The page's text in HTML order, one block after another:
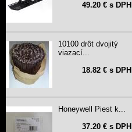
49.20 € s DPH
10100 drôt dvojitý
viazací...
18.82 € s DPH
Honeywell Piest k...
37.20 € s DPH